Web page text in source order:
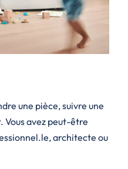
une pièce, suivre une
Vous avez peut-être
architecte ou